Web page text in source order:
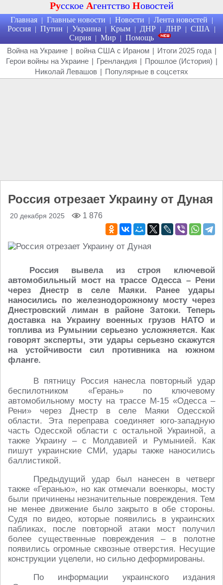
Русское Агентство Новостей
Главная | Главные новости | Новости | Лента новостей |
Россия | Путин | Украина | Крым | ДНР | ЛНР | США |
Сирия | Мир | Помощь
Война на Украине | война США с Ираном | Итоги 2025 года |
Герои войны на Украине | Гренландия | Прошлое (История) |
Николай Левашов | Популярные в соцсетях
Россия отрезает Украину от Дуная
20 декабря 2025 1 876
Россия вывела из строя ключевой
автомобильный мост на трассе Одесса – Рени
через Днестр в селе Маяки. Ранее удары
наносились по железнодорожному мосту через
Днестровский лиман в районе Затоки. Теперь
доставка на Украину военных грузов НАТО и
топлива из Румынии серьезно усложняется. Как
говорят эксперты, эти удары серьезно скажутся
на устойчивости сил противника на южном
фланге.
В пятницу Россия нанесла повторный удар
беспилотником «Герань» по ключевому
автомобильному мосту на трассе М-15 «Одесса –
Рени» через Днестр в селе Маяки Одесской
области. Эта переправа соединяет юго-западную
часть Одесской области с остальной Украиной, а
также Украину – с Молдавией и Румынией. Как
пишут украинские СМИ, удары также наносились
баллистикой.
Предыдущий удар был нанесен в четверг
также «Геранью», но как отмечали военкоры, мосту
были причинены незначительные повреждения. Тем
не менее движение было закрыто в обе стороны.
Судя по видео, которые появились в украинских
пабликах, после повторной атаки мост получил
более существенные повреждения – в полотне
появились огромные сквозные отверстия. Несущие
конструкции уцелели, но сильно деформированы.
По информации украинского издания